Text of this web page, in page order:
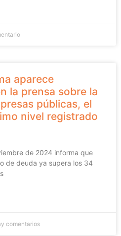
aparece
la prensa sobre la
públicas, el
nivel registrado
de 2024 informa que
de deuda ya supera los 34
comentarios